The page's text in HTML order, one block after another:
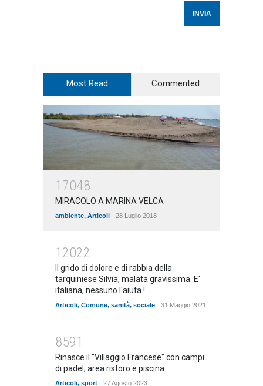
Most Read Commented
17048
MIRACOLO A MARINA VELCA
ambiente, Articoli 28 Luglio 2018
12022
Il grido di dolore e di rabbia della
tarquiniese Silvia, malata gravissima. E'
italiana, nessuno l'aiuta !
Articoli, Comune, sanità, sociale 31 Maggio 2021
8591
Rinasce il "Villaggio Francese" con campi
di padel, area ristoro e piscina
Articoli, sport 27 Agosto 2023